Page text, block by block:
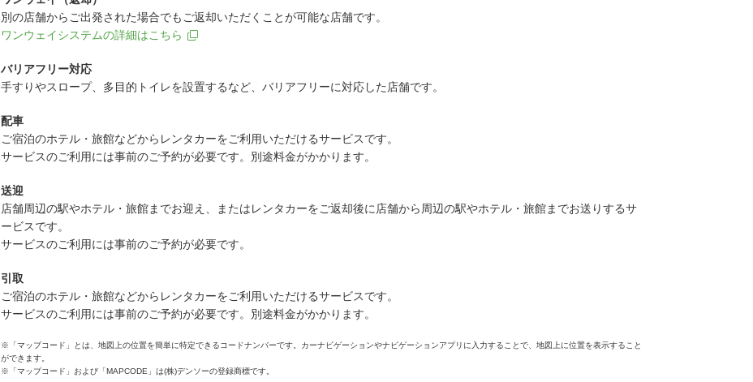
別の店舗からご出発された場合でもご返却いただくことが可能な店舗です。
ワンウェイシステムの詳細はこちら
バリアフリー対応
手すりやスロープ、多目的トイレを設置するなど、バリアフリーに対応した店舗です。
配車
ご宿泊のホテル・旅館などからレンタカーをご利用いただけるサービスです。
サービスのご利用には事前のご予約が必要です。別途料金がかかります。
送迎
店舗周辺の駅やホテル・旅館までお迎え、またはレンタカーをご返却後に店舗から周辺の駅やホテル・旅館までお送りするサ
ービスです。
サービスのご利用には事前のご予約が必要です。
引取
ご宿泊のホテル・旅館などからレンタカーをご利用いただけるサービスです。
サービスのご利用には事前のご予約が必要です。別途料金がかかります。
※「マップコード」とは、地図上の位置を簡単に特定できるコードナンバーです。カーナビゲーションやナビゲーションアプリに入力することで、地図上に位置を表示すること
ができます。
※「マップコード」および「MAPCODE」は(株)デンソーの登録商標です。